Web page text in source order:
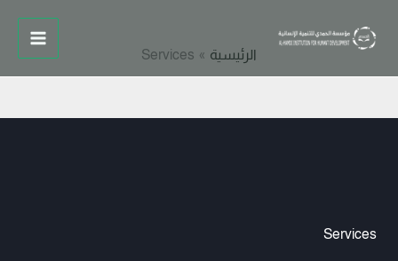
الرئيسية Services
Services